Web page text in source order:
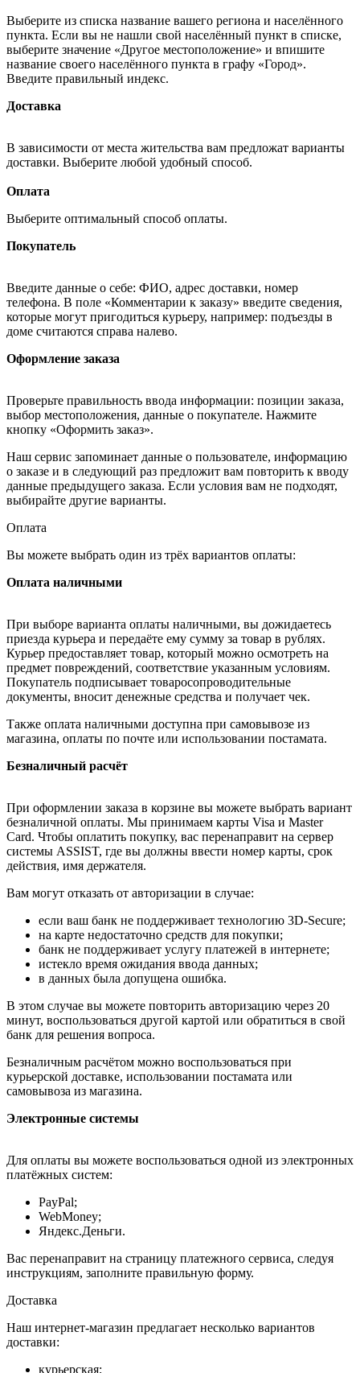
Выберите из списка название вашего региона и населённого
пункта. Если вы не нашли свой населённый пункт в списке,
выберите значение «Другое местоположение» и впишите
название своего населённого пункта в графу «Город».
Введите правильный индекс.
Доставка
В зависимости от места жительства вам предложат варианты
доставки. Выберите любой удобный способ.
Оплата
Выберите оптимальный способ оплаты.
Покупатель
Введите данные о себе: ФИО, адрес доставки, номер
телефона. В поле «Комментарии к заказу» введите сведения,
которые могут пригодиться курьеру, например: подъезды в
доме считаются справа налево.
Оформление заказа
Проверьте правильность ввода информации: позиции заказа,
выбор местоположения, данные о покупателе. Нажмите
кнопку «Оформить заказ».
Наш сервис запоминает данные о пользователе, информацию
о заказе и в следующий раз предложит вам повторить к вводу
данные предыдущего заказа. Если условия вам не подходят,
выбирайте другие варианты.
Оплата
Вы можете выбрать один из трёх вариантов оплаты:
Оплата наличными
При выборе варианта оплаты наличными, вы дожидаетесь
приезда курьера и передаёте ему сумму за товар в рублях.
Курьер предоставляет товар, который можно осмотреть на
предмет повреждений, соответствие указанным условиям.
Покупатель подписывает товаросопроводительные
документы, вносит денежные средства и получает чек.
Также оплата наличными доступна при самовывозе из
магазина, оплаты по почте или использовании постамата.
Безналичный расчёт
При оформлении заказа в корзине вы можете выбрать вариант
безналичной оплаты. Мы принимаем карты Visa и Master
Card. Чтобы оплатить покупку, вас перенаправит на сервер
системы ASSIST, где вы должны ввести номер карты, срок
действия, имя держателя.
Вам могут отказать от авторизации в случае:
если ваш банк не поддерживает технологию 3D-Secure;
на карте недостаточно средств для покупки;
банк не поддерживает услугу платежей в интернете;
истекло время ожидания ввода данных;
в данных была допущена ошибка.
В этом случае вы можете повторить авторизацию через 20
минут, воспользоваться другой картой или обратиться в свой
банк для решения вопроса.
Безналичным расчётом можно воспользоваться при
курьерской доставке, использовании постамата или
самовывоза из магазина.
Электронные системы
Для оплаты вы можете воспользоваться одной из электронных
платёжных систем:
PayPal;
WebMoney;
Яндекс.Деньги.
Вас перенаправит на страницу платежного сервиса, следуя
инструкциям, заполните правильную форму.
Доставка
Наш интернет-магазин предлагает несколько вариантов
доставки:
курьерская;